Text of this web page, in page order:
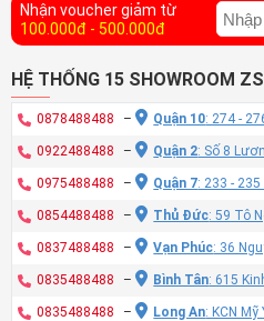
Nhận voucher giảm từ
100.000đ - 500.000đ
HỆ THỐNG 15 SHOWROOM
0878488488 – Quận 10: 274 -
0922488488 – Quận 2: Số 8
0975488488 – Quận 7: 233 -
0854488488 – Thủ Đức: 59 Tô
0837488488 – Vạn Phúc: 36
0835488488 – Bình Tân: 615
0835488488 – Long An: KCN